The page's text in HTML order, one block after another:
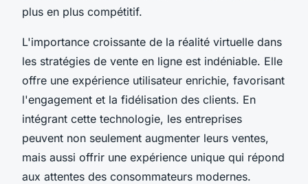
plus en plus compétitif.
L'importance croissante de la réalité virtuelle dans
les stratégies de vente en ligne est indéniable. Elle
offre une expérience utilisateur enrichie, favorisant
l'engagement et la fidélisation des clients. En
intégrant cette technologie, les entreprises
peuvent non seulement augmenter leurs ventes,
mais aussi offrir une expérience unique qui répond
aux attentes des consommateurs modernes.